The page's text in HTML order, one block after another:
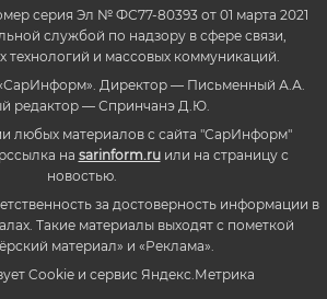
серия Эл № ФС77-80393 от 01 марта 2021
службой по надзору в сфере связи,
и массовых коммуникаций.
Директор — Письменный А.А.
редактор — Спринчанэ Д.Ю.
любых материалов с сайта "СарИнформ"
на sarinform.ruили на страницу с
новостью.
за достоверность информации в
Такие материалы выходят с пометкой
материал» и «Реклама».
Cookie и сервиc Яндекс.Метрика